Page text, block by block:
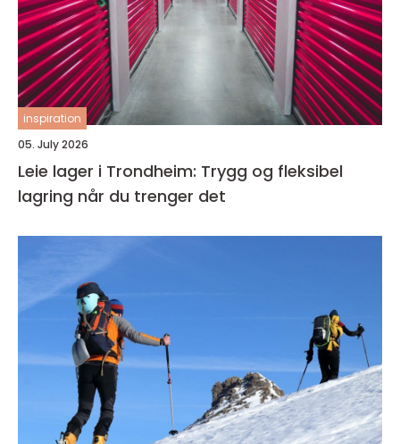
inspiration
05. July 2026
Leie lager i Trondheim: Trygg og fleksibel
lagring når du trenger det